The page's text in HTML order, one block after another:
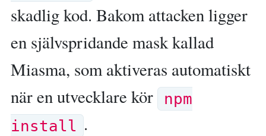
skadlig kod. Bakom attacken ligger
en självspridande mask kallad
Miasma, som aktiveras automatiskt
när en utvecklare kör
npm
install .